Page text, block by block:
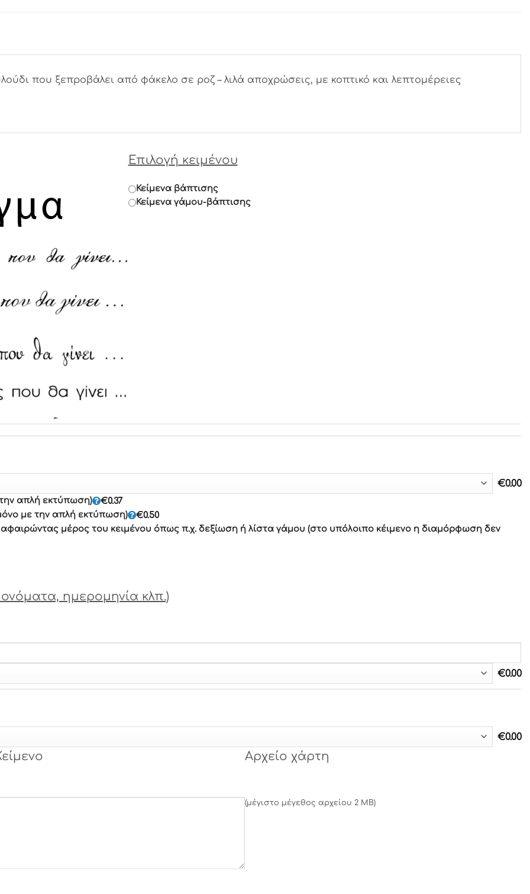
που ξεπροβάλει από φάκελο σε ροζ – λιλά αποχρώσεις, με κοπτικό και λεπτομέρειες
Επιλογή κειμένου
Κείμενα βάπτισης
Κείμενα γάμου-βάπτισης
€0.00
απλή εκτύπωση) €0.37
με την απλή εκτύπωση)
€0.50
μέρος του κειμένου όπως π.χ. δεξίωση ή λίστα γάμου (στο υπόλοιπο κέιμενο η διαμόρφωση δεν
ημερομηνία κλπ.)
€0.00
€0.00
Αρχείο χάρτη
(μέγιστο μέγεθος αρχείου 2 MB)